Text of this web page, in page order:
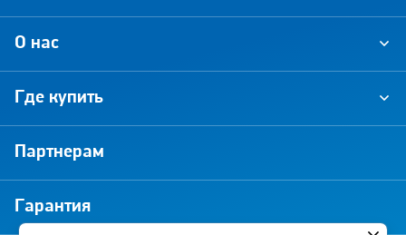
О нас
Где купить
Партнерам
Гарантия